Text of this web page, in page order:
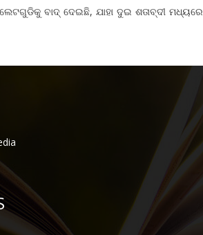
ବାଦ୍ ଦେଇଛି, ଯାହା ଦୁଇ ଶତାବ୍ଦୀ ମଧ୍ୟରେ